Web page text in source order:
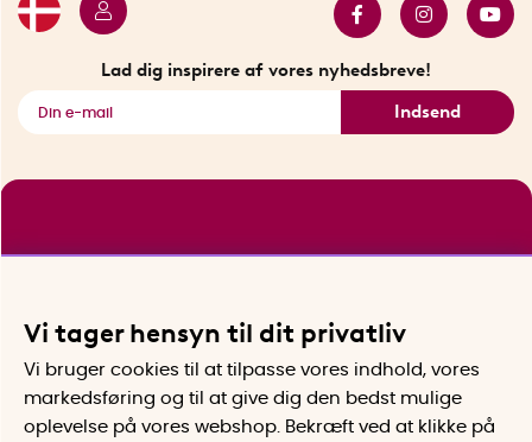
Se alle smarte produkter
Lad dig inspirere af vores nyhedsbreve!
Indsend
Vi tager hensyn til dit privatliv
Vi bruger cookies til at tilpasse vores indhold, vores
markedsføring og til at give dig den bedst mulige
oplevelse på vores webshop. Bekræft ved at klikke på